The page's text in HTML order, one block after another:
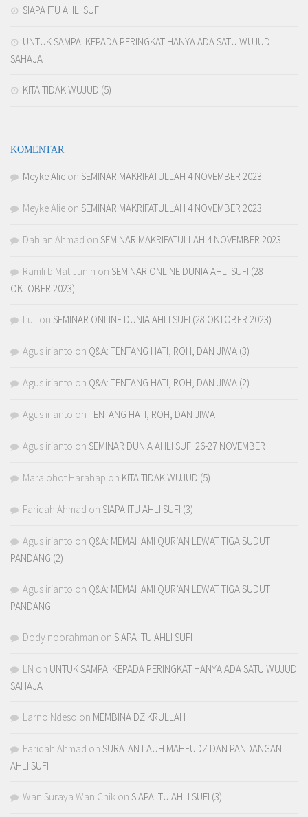
SIAPA ITU AHLI SUFI
UNTUK SAMPAI KEPADA PERINGKAT HANYA ADA SATU WUJUD
SAHAJA
KITA TIDAK WUJUD (5)
KOMENTAR
Meyke Alie on SEMINAR MAKRIFATULLAH 4 NOVEMBER 2023
Meyke Alie on SEMINAR MAKRIFATULLAH 4 NOVEMBER 2023
Dahlan Ahmad on SEMINAR MAKRIFATULLAH 4 NOVEMBER 2023
Ramli b Mat Junin on SEMINAR ONLINE DUNIA AHLI SUFI (28
OKTOBER 2023)
Luli on SEMINAR ONLINE DUNIA AHLI SUFI (28 OKTOBER 2023)
Agus irianto on Q&A: TENTANG HATI, ROH, DAN JIWA (3)
Agus irianto on Q&A: TENTANG HATI, ROH, DAN JIWA (2)
Agus irianto on TENTANG HATI, ROH, DAN JIWA
Agus irianto on SEMINAR DUNIA AHLI SUFI 26-27 NOVEMBER
Maralohot Harahap on KITA TIDAK WUJUD (5)
Faridah Ahmad on SIAPA ITU AHLI SUFI (3)
Agus irianto on Q&A: MEMAHAMI QUR’AN LEWAT TIGA SUDUT
PANDANG (2)
Agus irianto on Q&A: MEMAHAMI QUR’AN LEWAT TIGA SUDUT
PANDANG
Dody noorahman on SIAPA ITU AHLI SUFI
LN on UNTUK SAMPAI KEPADA PERINGKAT HANYA ADA SATU WUJUD
SAHAJA
Larno Ndeso on MEMBINA DZIKRULLAH
Faridah Ahmad on SURATAN LAUH MAHFUDZ DAN PANDANGAN
AHLI SUFI
Wan Suraya Wan Chik on SIAPA ITU AHLI SUFI (3)